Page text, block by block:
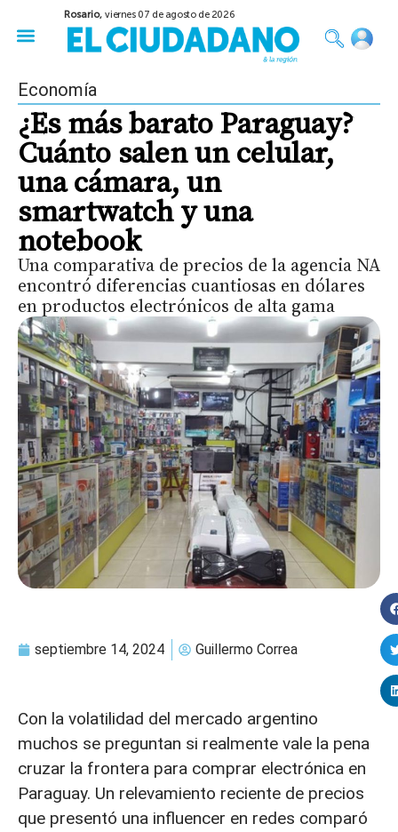
Rosario,viernes 07 de agosto de 2026
Economía
¿Es más barato Paraguay?
Cuánto salen un celular,
una cámara, un
smartwatch y una
notebook
Una comparativa de precios de la agencia NA
encontró diferencias cuantiosas en dólares
en productos electrónicos de alta gama
septiembre 14, 2024 Guillermo Correa
Con la volatilidad del mercado argentino
muchos se preguntan si realmente vale la pena
cruzar la frontera para comprar electrónica en
Paraguay. Un relevamiento reciente de precios
que presentó una influencer en redes comparó